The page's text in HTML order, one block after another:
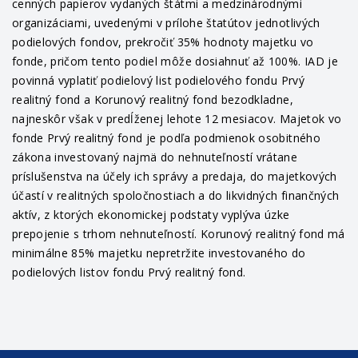
cenných papierov vydaných štátmi a medzinárodnými
organizáciami, uvedenými v prílohe štatútov jednotlivých
podielových fondov, prekročiť 35% hodnoty majetku vo
fonde, pričom tento podiel môže dosiahnuť až 100%. IAD je
povinná vyplatiť podielový list podielového fondu Prvý
realitný fond a Korunový realitný fond bezodkladne,
najneskôr však v predĺženej lehote 12 mesiacov. Majetok vo
fonde Prvý realitný fond je podľa podmienok osobitného
zákona investovaný najmä do nehnuteľností vrátane
príslušenstva na účely ich správy a predaja, do majetkových
účastí v realitných spoločnostiach a do likvidných finančných
aktív, z ktorých ekonomickej podstaty vyplýva úzke
prepojenie s trhom nehnuteľností. Korunový realitný fond má
minimálne 85% majetku nepretržite investovaného do
podielových listov fondu Prvý realitný fond.